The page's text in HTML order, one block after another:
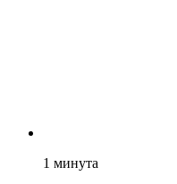
1 минута